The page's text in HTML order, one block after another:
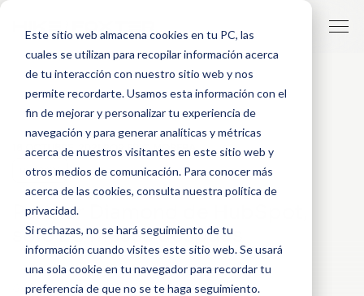
Este sitio web almacena cookies en tu PC, las
cuales se utilizan para recopilar información acerca
de tu interacción con nuestro sitio web y nos
permite recordarte. Usamos esta información con el
fin de mejorar y personalizar tu experiencia de
navegación y para generar analíticas y métricas
acerca de nuestros visitantes en este sitio web y
otros medios de comunicación. Para conocer más
acerca de las cookies, consulta nuestra política de
privacidad.
Si rechazas, no se hará seguimiento de tu
información cuando visites este sitio web. Se usará
una sola cookie en tu navegador para recordar tu
preferencia de que no se te haga seguimiento.
18 OCTUBRE, 2021POR ERIC MORERA
HUBSPOT
Partner Diamond de HubSpot,
sólo 20 meses después
Share with AI: